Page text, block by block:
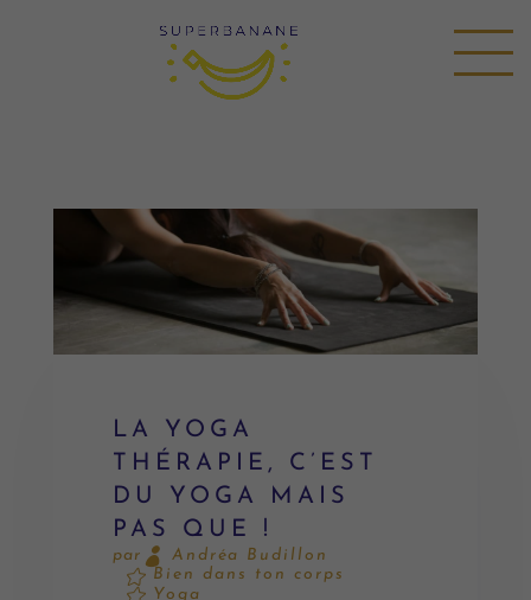
LA YOGA
THÉRAPIE, C’EST
DU YOGA MAIS
PAS QUE !
par
Andréa Budillon
Bien dans ton corps
Yoga